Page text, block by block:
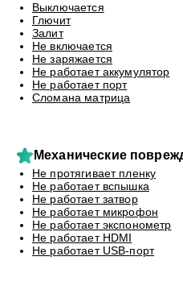
Выключается
Глючит
Залит
Не включается
Не заряжается
Не работает аккумулятор
Не работает порт
Сломана матрица
Механические
Не протягивает пленку
Не работает вспышка
Не работает затвор
Не работает микрофон
Не работает экспонометр
Не работает HDMI
Не работает USB-порт